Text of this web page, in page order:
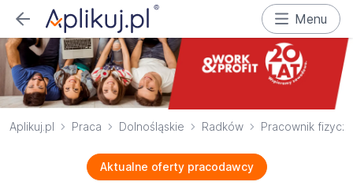
Menu
Aplikuj.pl Praca Dolnośląskie Radków Pracownik
Aktualne oferty pracodawcy